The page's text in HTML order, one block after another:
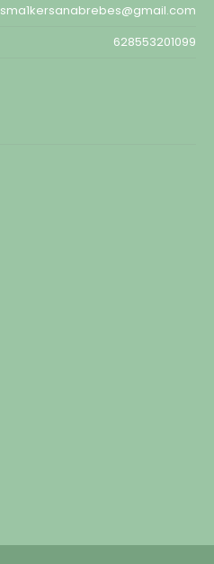
sma1kersanabrebes@gmail.com
628553201099